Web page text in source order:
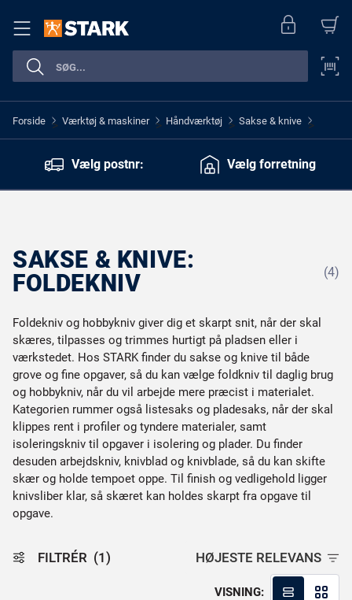
Forside > Værktøj & maskiner > Håndværktøj > Sakse & knive >
Vælg postnr: Vælg forretning
SAKSE & KNIVE:
FOLDEKNIV
(4)
Foldekniv og hobbykniv giver dig et skarpt snit, når der skal
skæres, tilpasses og trimmes hurtigt på pladsen eller i
værkstedet. Hos STARK finder du sakse og knive til både
grove og fine opgaver, så du kan vælge foldkniv til daglig brug
og hobbykniv, når du vil arbejde mere præcist i materialet.
Kategorien rummer også listesaks og pladesaks, når der skal
klippes rent i profiler og tyndere materialer, samt
isoleringskniv til opgaver i isolering og plader. Du finder
desuden arbejdskniv, knivblad og knivblade, så du kan skifte
skær og holde tempoet oppe. Til finish og vedligehold ligger
knivsliber klar, så skæret kan holdes skarpt fra opgave til
opgave.
FILTRÉR (1) HØJESTE RELEVANS
VISNING: